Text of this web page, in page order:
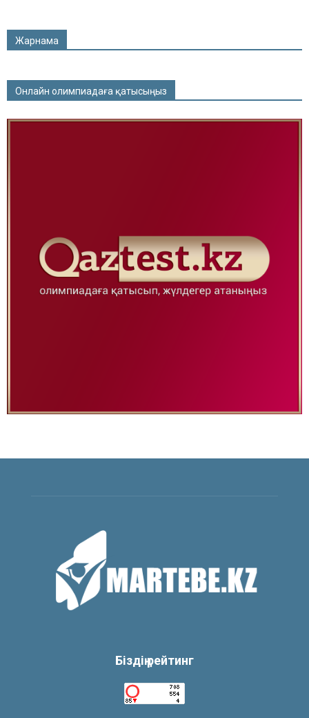
Жарнама
Онлайн олимпиадаға қатысыңыз
Біздің рейтинг